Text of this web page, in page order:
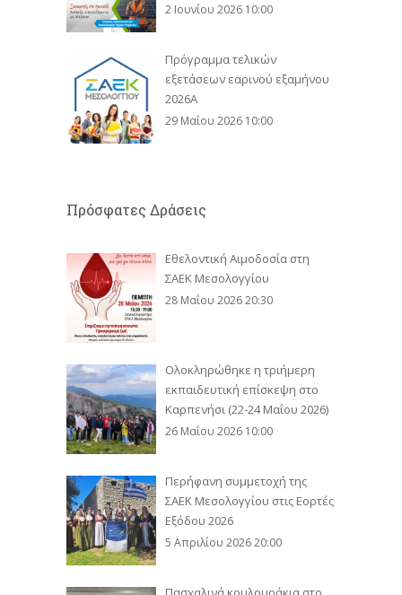
2 Ιουνίου 2026 10:00
Πρόγραμμα τελικών
εξετάσεων εαρινού εξαμήνου
2026Α
29 Μαΐου 2026 10:00
Πρόσφατες Δράσεις
Εθελοντική Αιμοδοσία στη
ΣΑΕΚ Μεσολογγίου
28 Μαΐου 2026 20:30
Ολοκληρώθηκε η τριήμερη
εκπαιδευτική επίσκεψη στο
Καρπενήσι (22-24 Μαΐου 2026)
26 Μαΐου 2026 10:00
Περήφανη συμμετοχή της
ΣΑΕΚ Μεσολογγίου στις Εορτές
Εξόδου 2026
5 Απριλίου 2026 20:00